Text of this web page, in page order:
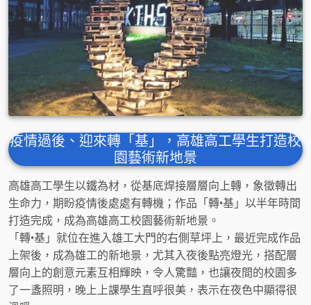
疫情過後、迎來轉「基」，高雄高工學生打造校
園藝術新地景
高雄高工學生以鐵為材，從基底焊接層層向上轉，象徵轉出
生命力，期盼疫情後處處有轉機；作品「轉•基」以半年時間
打造完成，成為高雄高工校園藝術新地景。
「轉•基」就位在進入雄工大門的右側草坪上，最近完成作品
上架後，成為雄工的新地景，尤其入夜後點亮燈光，搭配層
層向上的創意元素互相輝映，令人驚豔，也讓夜間的校園多
了一盞照明，晚上上課學生直呼很美，表示在夜色中顯得很